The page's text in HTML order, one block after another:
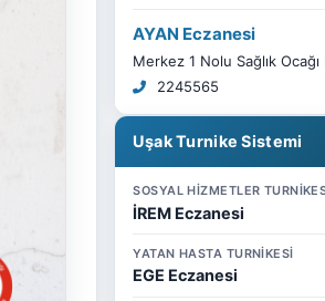
AYAN Eczanesi
Merkez 1 Nolu Sağlık
2245565
Uşak Turnike Sistemi
SOSYAL HİZMETLER
İREM Eczanesi
YATAN HASTA TURNİKESİ
EGE Eczanesi